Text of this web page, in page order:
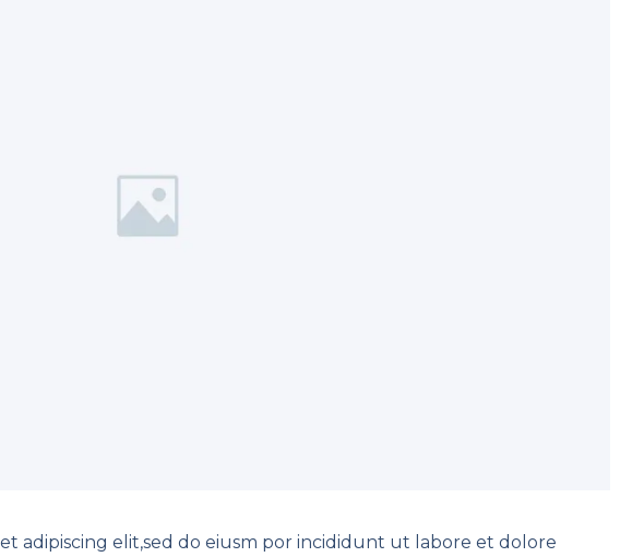
adipiscing elit,sed do eiusm por incididunt ut labore et dolore